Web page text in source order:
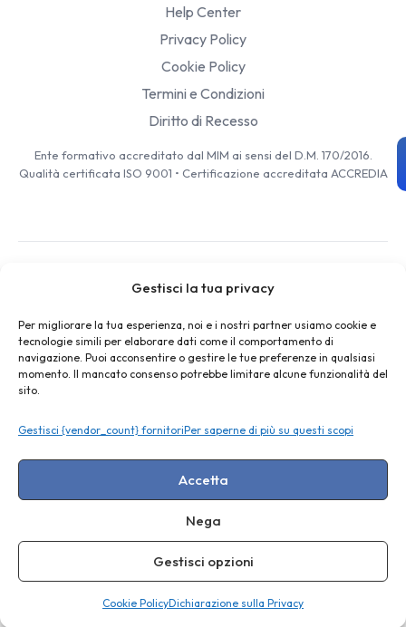
Gestisci la tua privacy
Per migliorare la tua esperienza, noi e i nostri partner usiamo cookie e
tecnologie simili per elaborare dati come il comportamento di
navigazione. Puoi acconsentire o gestire le tue preferenze in qualsiasi
momento. Il mancato consenso potrebbe limitare alcune funzionalità del
sito.
Gestisci {vendor_count} fornitoriPer saperne di più su questi scopi
Accetta
Nega
Gestisci opzioni
Cookie PolicyDichiarazione sulla Privacy
Help Center
Privacy Policy
Cookie Policy
Termini e Condizioni
Diritto di Recesso
Ente formativo accreditato dal MIM ai sensi del D.M. 170/2016.
Qualità certificata ISO 9001 • Certificazione accreditata ACCREDIA
Resta aggiornato
Iscriviti alla newsletter per ricevere novità, risorse gratuite
e offerte esclusive
ISCRIVITI
© 2026 PaLEoS Srl • P.iva 06843880482 • Nr. REA: 660459 •
paleos.srl@pec.it
Ciao, posso avere un’informazione?